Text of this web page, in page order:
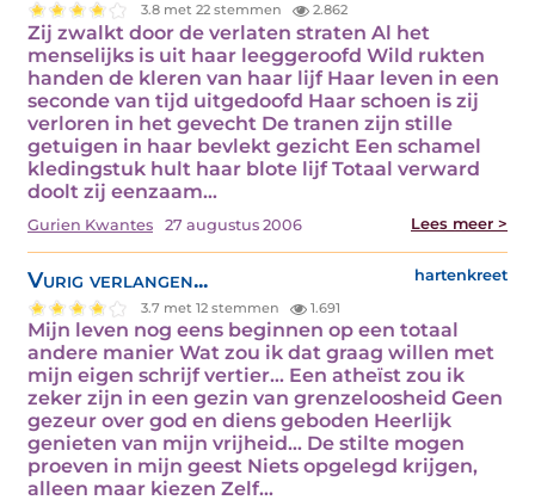
3.8 met 22 stemmen 2.862
Zij zwalkt door de verlaten straten Al het
menselijks is uit haar leeggeroofd Wild rukten
handen de kleren van haar lijf Haar leven in een
seconde van tijd uitgedoofd Haar schoen is zij
verloren in het gevecht De tranen zijn stille
getuigen in haar bevlekt gezicht Een schamel
kledingstuk hult haar blote lijf Totaal verward
doolt zij eenzaam…
Gurien Kwantes 27 augustus 2006 Lees meer >
Vurig verlangen... hartenkreet
3.7 met 12 stemmen 1.691
Mijn leven nog eens beginnen op een totaal
andere manier Wat zou ik dat graag willen met
mijn eigen schrijf vertier… Een atheïst zou ik
zeker zijn in een gezin van grenzeloosheid Geen
gezeur over god en diens geboden Heerlijk
genieten van mijn vrijheid… De stilte mogen
proeven in mijn geest Niets opgelegd krijgen,
alleen maar kiezen Zelf…